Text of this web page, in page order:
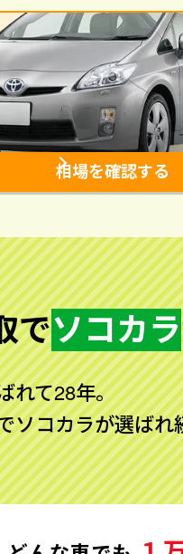
相場を確認する
でソコカラ
れて28年。
ソコカラが選ば